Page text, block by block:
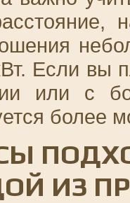
Если вы
или с
более
ИЗ